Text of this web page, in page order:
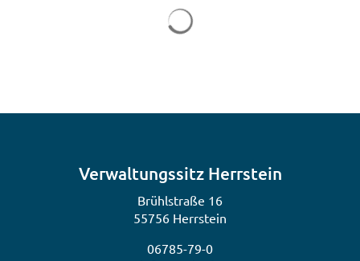
Verwaltungssitz Herrstein
Brühlstraße 16
55756 Herrstein
06785-79-0